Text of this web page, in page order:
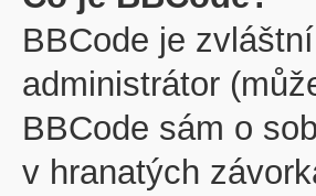
BBCode je
administrátor
BBCode sám o
v hranatých